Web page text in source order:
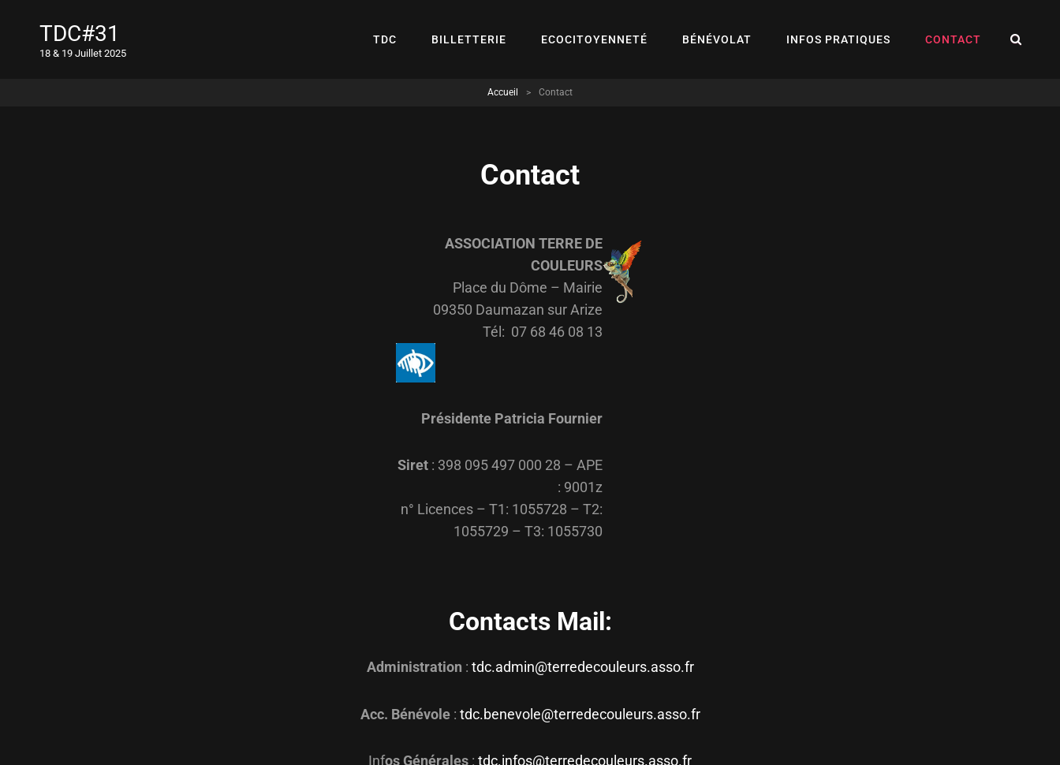
TDC#31
18 & 19 Juillet 2025
TDC BILLETTERIE ECOCITOYENNETÉ BÉNÉVOLAT INFOS PRATIQUES CONTACT
Accueil > Contact
Contact
ASSOCIATION TERRE DE
COULEURS
Place du Dôme – Mairie
09350 Daumazan sur Arize
Tél: 07 68 46 08 13
Présidente Patricia Fournier
Siret: 398 095 497 000 28 – APE
: 9001z
n° Licences – T1: 1055728 – T2:
1055729 – T3: 1055730
Contacts Mail:
Administration : tdc.admin@terredecouleurs.asso.fr
Acc. Bénévole: tdc.benevole@terredecouleurs.asso.fr
Infos Générales : tdc.infos@terredecouleurs.asso.fr